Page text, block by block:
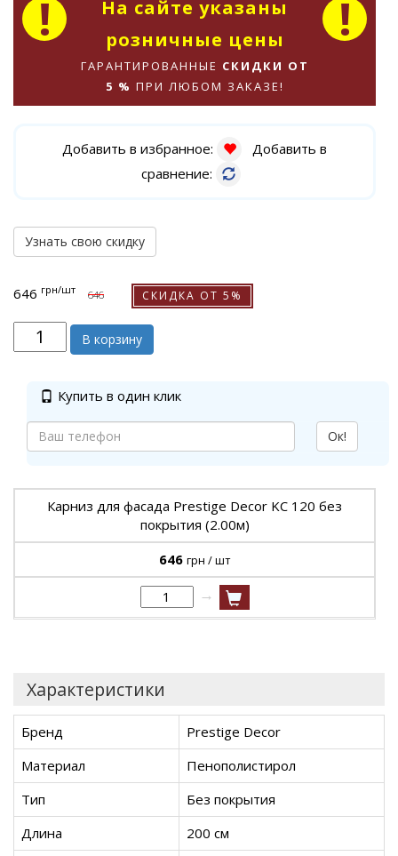
На сайте указаны
розничные цены
ГАРАНТИРОВАННЫЕ СКИДКИ ОТ
5 % ПРИ ЛЮБОМ ЗАКАЗЕ!
Добавить в избранное:
Добавить в
сравнение:
Узнать свою скидку
646 грн/шт 646 СКИДКА ОТ 5%
В корзину
Купить в один клик
Ок!
Карниз для фасада Prestige Decor KC 120 без
покрытия (2.00м)
646 грн / шт
→
Характеристики
Бренд
Prestige Decor
Материал
Пенополистирол
Тип
Без покрытия
Длина
200 см